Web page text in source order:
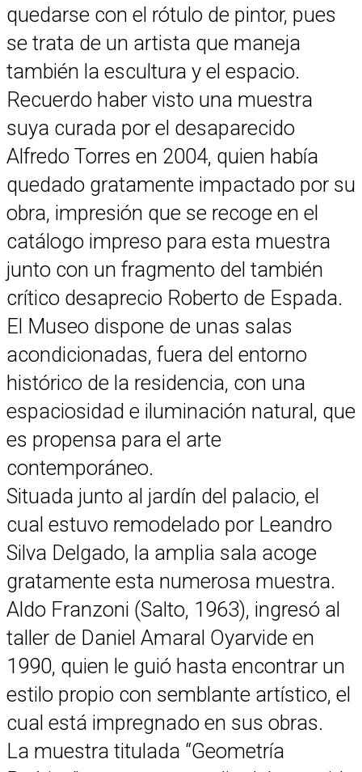
quedarse con el rótulo de pintor, pues
se trata de un artista que maneja
también la escultura y el espacio.
Recuerdo haber visto una muestra
suya curada por el desaparecido
Alfredo Torres en 2004, quien había
quedado gratamente impactado por su
obra, impresión que se recoge en el
catálogo impreso para esta muestra
junto con un fragmento del también
crítico desaprecio Roberto de Espada.
El Museo dispone de unas salas
acondicionadas, fuera del entorno
histórico de la residencia, con una
espaciosidad e iluminación natural, que
es propensa para el arte
contemporáneo.
Situada junto al jardín del palacio, el
cual estuvo remodelado por Leandro
Silva Delgado, la amplia sala acoge
gratamente esta numerosa muestra.
Aldo Franzoni (Salto, 1963), ingresó al
taller de Daniel Amaral Oyarvide en
1990, quien le guió hasta encontrar un
estilo propio con semblante artístico, el
cual está impregnado en sus obras.
La muestra titulada “Geometría